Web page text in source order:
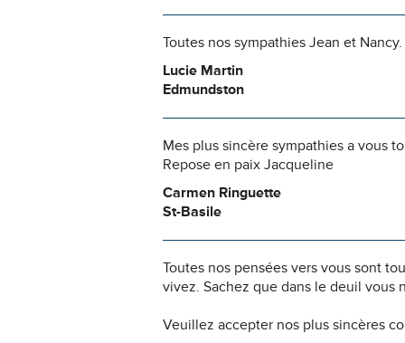
Toutes nos sympathies Jean et
Lucie Martin
Edmundston
Mes plus sincère sympathies a vous
Repose en paix Jacqueline
Carmen Ringuette
St-Basile
Toutes nos pensées vers vous sont
vivez. Sachez que dans le deuil vous
Veuillez accepter nos plus sincères